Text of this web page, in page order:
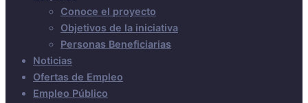
Conoce el proyecto
Objetivos de la iniciativa
Personas Beneficiarias
Noticias
Ofertas de Empleo
Empleo Público